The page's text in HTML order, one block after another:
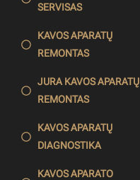
SERVISAS
KAVOS APARATŲ
REMONTAS
JURA KAVOS APARATŲ
REMONTAS
KAVOS APARATŲ
DIAGNOSTIKA
KAVOS APARATO